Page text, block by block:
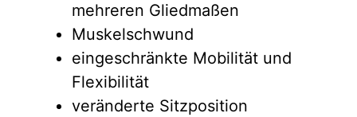
mehreren Gliedmaßen
Muskelschwund
eingeschränkte Mobilität und
Flexibilität
veränderte Sitzposition